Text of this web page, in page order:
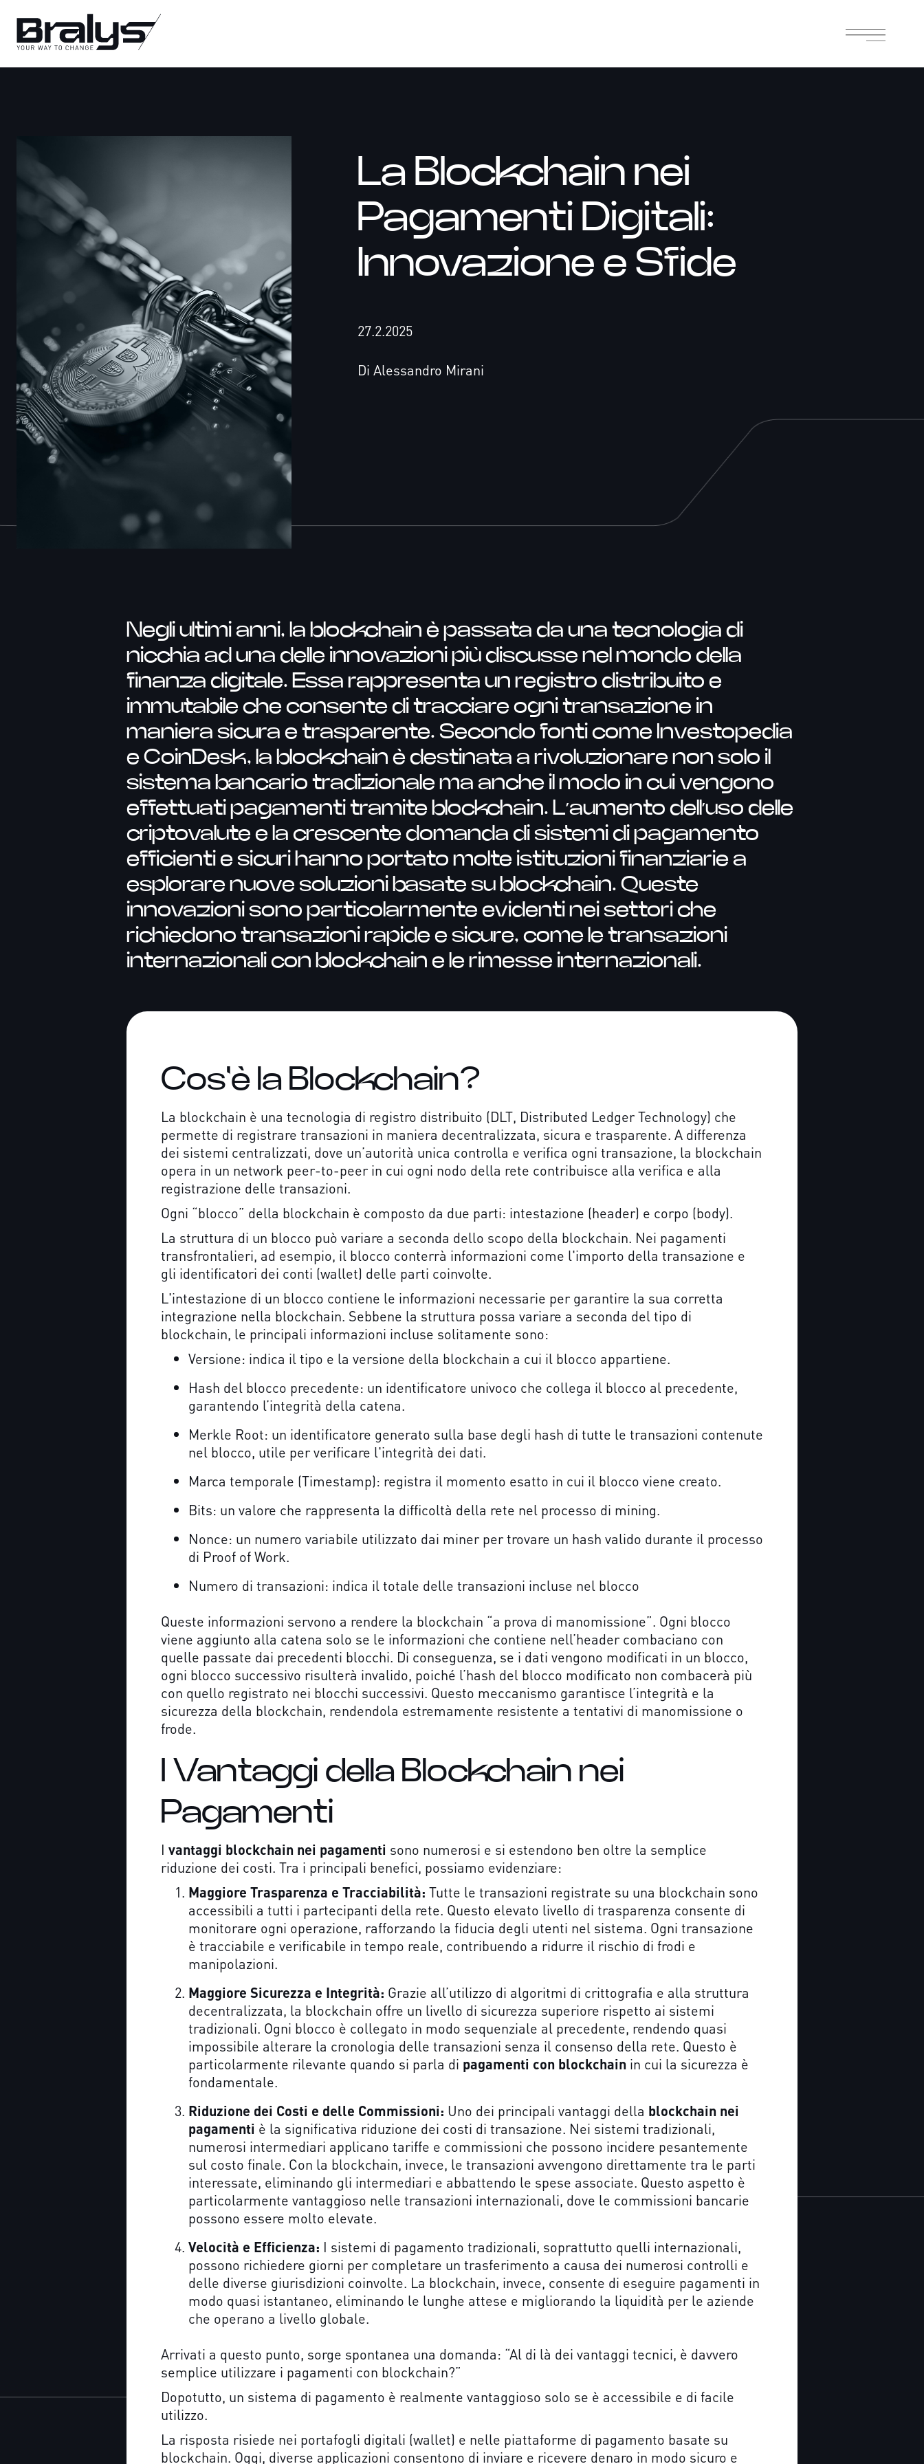
La Blockchain nei
Pagamenti Digitali:
Innovazione e Sfide
27.2.2025
Di Alessandro Mirani
Negli ultimi anni, la blockchain è passata da una tecnologia di
nicchia ad una delle innovazioni più discusse nel mondo della
finanza digitale. Essa rappresenta un registro distribuito e
immutabile che consente di tracciare ogni transazione in
maniera sicura e trasparente. Secondo fonti come Investopedia
e CoinDesk, la blockchain è destinata a rivoluzionare non solo il
sistema bancario tradizionale ma anche il modo in cui vengono
effettuati pagamenti tramite blockchain. L’aumento dell’uso delle
criptovalute e la crescente domanda di sistemi di pagamento
efficienti e sicuri hanno portato molte istituzioni finanziarie a
esplorare nuove soluzioni basate su blockchain. Queste
innovazioni sono particolarmente evidenti nei settori che
richiedono transazioni rapide e sicure, come le transazioni
internazionali con blockchain e le rimesse internazionali.
Cos'è la Blockchain?
La blockchain è una tecnologia di registro distribuito (DLT, Distributed Ledger Technology) che
permette di registrare transazioni in maniera decentralizzata, sicura e trasparente. A differenza
dei sistemi centralizzati, dove un’autorità unica controlla e verifica ogni transazione, la blockchain
opera in un network peer-to-peer in cui ogni nodo della rete contribuisce alla verifica e alla
registrazione delle transazioni.
Ogni “blocco” della blockchain è composto da due parti: intestazione (header) e corpo (body).
La struttura di un blocco può variare a seconda dello scopo della blockchain. Nei pagamenti
transfrontalieri, ad esempio, il blocco conterrà informazioni come l'importo della transazione e
gli identificatori dei conti (wallet) delle parti coinvolte.
L'intestazione di un blocco contiene le informazioni necessarie per garantire la sua corretta
integrazione nella blockchain. Sebbene la struttura possa variare a seconda del tipo di
blockchain, le principali informazioni incluse solitamente sono:
Versione: indica il tipo e la versione della blockchain a cui il blocco appartiene.
Hash del blocco precedente: un identificatore univoco che collega il blocco al precedente,
garantendo l’integrità della catena.
Merkle Root: un identificatore generato sulla base degli hash di tutte le transazioni contenute
nel blocco, utile per verificare l'integrità dei dati.
Marca temporale (Timestamp): registra il momento esatto in cui il blocco viene creato.
Bits: un valore che rappresenta la difficoltà della rete nel processo di mining.
Nonce: un numero variabile utilizzato dai miner per trovare un hash valido durante il processo
di Proof of Work.
Numero di transazioni: indica il totale delle transazioni incluse nel blocco
Queste informazioni servono a rendere la blockchain “a prova di manomissione”. Ogni blocco
viene aggiunto alla catena solo se le informazioni che contiene nell’header combaciano con
quelle passate dai precedenti blocchi. Di conseguenza, se i dati vengono modificati in un blocco,
ogni blocco successivo risulterà invalido, poiché l’hash del blocco modificato non combacerà più
con quello registrato nei blocchi successivi. Questo meccanismo garantisce l’integrità e la
sicurezza della blockchain, rendendola estremamente resistente a tentativi di manomissione o
frode.
I Vantaggi della Blockchain nei
Pagamenti
I vantaggi blockchain nei pagamenti sono numerosi e si estendono ben oltre la semplice
riduzione dei costi. Tra i principali benefici, possiamo evidenziare:
Maggiore Trasparenza e Tracciabilità: Tutte le transazioni registrate su una blockchain sono
accessibili a tutti i partecipanti della rete. Questo elevato livello di trasparenza consente di
monitorare ogni operazione, rafforzando la fiducia degli utenti nel sistema. Ogni transazione
è tracciabile e verificabile in tempo reale, contribuendo a ridurre il rischio di frodi e
manipolazioni.
Maggiore Sicurezza e Integrità: Grazie all’utilizzo di algoritmi di crittografia e alla struttura
decentralizzata, la blockchain offre un livello di sicurezza superiore rispetto ai sistemi
tradizionali. Ogni blocco è collegato in modo sequenziale al precedente, rendendo quasi
impossibile alterare la cronologia delle transazioni senza il consenso della rete. Questo è
particolarmente rilevante quando si parla di pagamenti con blockchain in cui la sicurezza è
fondamentale.
Riduzione dei Costi e delle Commissioni: Uno dei principali vantaggi della blockchain nei
pagamenti è la significativa riduzione dei costi di transazione. Nei sistemi tradizionali,
numerosi intermediari applicano tariffe e commissioni che possono incidere pesantemente
sul costo finale. Con la blockchain, invece, le transazioni avvengono direttamente tra le parti
interessate, eliminando gli intermediari e abbattendo le spese associate. Questo aspetto è
particolarmente vantaggioso nelle transazioni internazionali, dove le commissioni bancarie
possono essere molto elevate.
Velocità e Efficienza: I sistemi di pagamento tradizionali, soprattutto quelli internazionali,
possono richiedere giorni per completare un trasferimento a causa dei numerosi controlli e
delle diverse giurisdizioni coinvolte. La blockchain, invece, consente di eseguire pagamenti in
modo quasi istantaneo, eliminando le lunghe attese e migliorando la liquidità per le aziende
che operano a livello globale.
Arrivati a questo punto, sorge spontanea una domanda: “Al di là dei vantaggi tecnici, è davvero
semplice utilizzare i pagamenti con blockchain?”
Dopotutto, un sistema di pagamento è realmente vantaggioso solo se è accessibile e di facile
utilizzo.
La risposta risiede nei portafogli digitali (wallet) e nelle piattaforme di pagamento basate su
blockchain. Oggi, diverse applicazioni consentono di inviare e ricevere denaro in modo sicuro e